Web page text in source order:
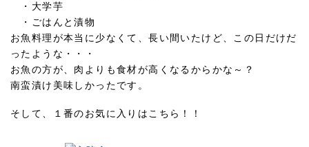
・大学芋
・ごはんと漬物
お魚料理が本当に少なくて、長い間いたけど、この日だけだ
ったような・・・
お魚の方が、肉よりも食材が高くなるからかな～？
南蛮漬け美味しかったです。
そして、１番のお気に入りはこちら！！